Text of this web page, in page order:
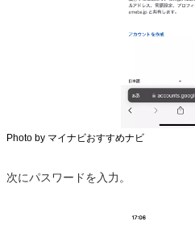
Photo by マイナビおすすめナビ
次にパスワードを入力。